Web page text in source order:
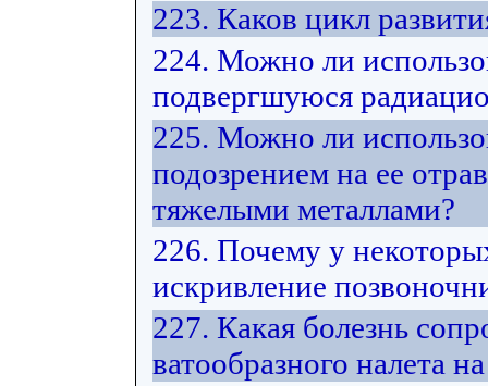
223. Каков цикл
224. Можно ли
подвергшуюся
225. Можно ли
подозрением на ее
тяжелыми металлами?
226. Почему у
искривление
227. Какая болезнь
ватообразного налета